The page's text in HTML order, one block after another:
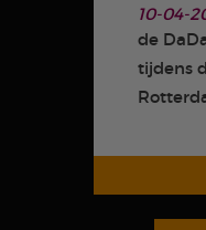
10-04-
de
tijdens